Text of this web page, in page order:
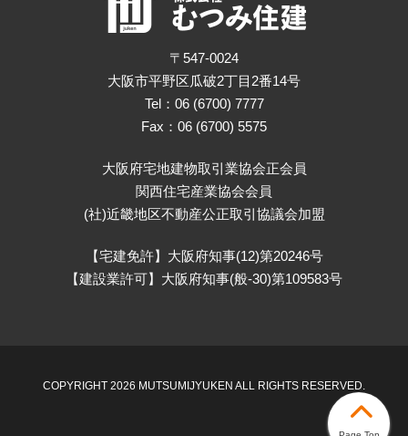
〒547-0024
大阪市平野区瓜破2丁目2番14号
Tel：06 (6700) 7777
Fax：06 (6700) 5575
大阪府宅地建物取引業協会正会員
関西住宅産業協会会員
(社)近畿地区不動産公正取引協議会加盟
【宅建免許】大阪府知事(12)第20246号
【建設業許可】大阪府知事(般-30)第109583号
COPYRIGHT 2026 MUTSUMIJYUKEN ALL RIGHTS RESERVED.